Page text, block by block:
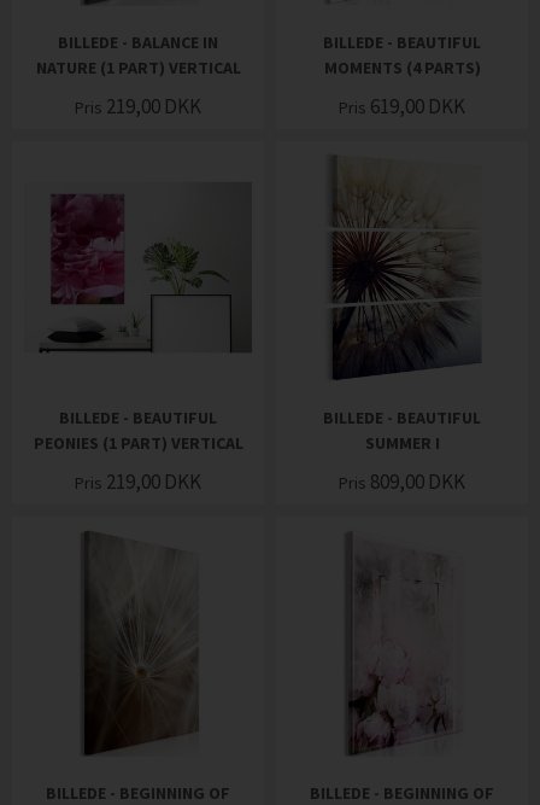
BILLEDE - BALANCE IN
NATURE (1 PART) VERTICAL
Pris 219,00 DKK
BILLEDE - BEAUTIFUL
MOMENTS (4 PARTS)
Pris 619,00 DKK
BILLEDE - BEAUTIFUL
PEONIES (1 PART) VERTICAL
Pris 219,00 DKK
BILLEDE - BEAUTIFUL
SUMMER I
Pris 809,00 DKK
BILLEDE - BEGINNING OF
BILLEDE - BEGINNING OF